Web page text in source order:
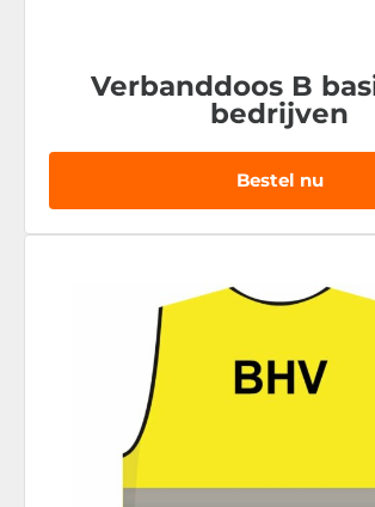
Verbanddoos B
bedrijven
Bestel nu